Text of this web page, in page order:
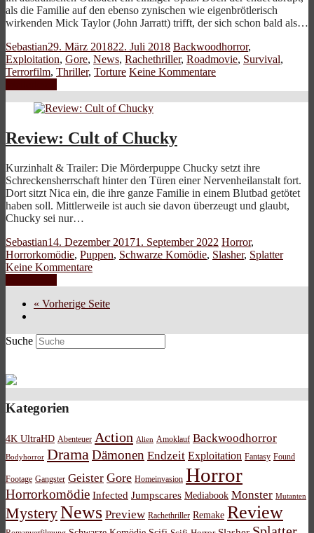
als die Familie auf den ebenso zynischen wie eigenbrötlerisch
wirkenden Mick Taylor (John Jarratt) trifft, der sich schon bald als…
Sebastian29. März 201822. Juli 2018 Backwoodhorror,
Exploitation, Gore, News, Rachethriller, Roadmovie, Survival,
Terrorfilm, Thriller, Torture Keine Kommentare
Review: Cult of Chucky
Kurzinhalt & Trailer: Die Mörderpuppe Chucky setzt ihre
Schreckensherrschaft hinter den Türen einer Nervenheilanstalt fort.
Dort sitzt Nica ein, die ihre ganze Familie in einem Blutbad getötet
haben soll. Mittlerweile ist auch sie davon überzeugt und glaubt,
Chucky sei nur…
Sebastian14. Dezember 20171. September 2022 Horror,
Horrorkomödie, Puppen, Schwarze Komödie, Slasher, Splatter
Keine Kommentare
« Vorherige Seite
Suche
Kategorien
4K UltraHD Abenteuer Action Alien Amoklauf Backwoodhorror
Bodyhorror DramaDämonen Endzeit Exploitation Fantasy Found
Footage Gangster Geister Gore Homeinvasion Horror
Horrorkomödie Infected Jumpscares Mediabook Monster Mutanten
MysteryNews Preview Rachethriller Remake Review